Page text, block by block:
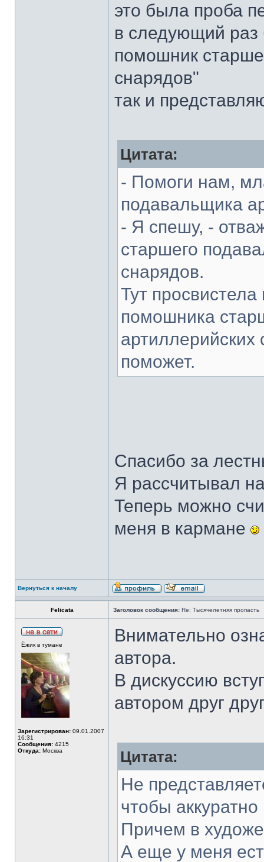
это была проба
в следующий раз
помошник
снарядов"
так и
Цитата:
- Помоги нам,
подавальщика
- Я спешу, -
старшего
снарядов.
Тут
помошника
артиллерийских
поможет.
Спасибо за
Я рассчитывал
Теперь можно
меня в кармане
Вернуться к началу
Felicata Заголовок сообщения: Re: Тысячелетняя пропасть
Ёжик в тумане
Зарегистрирован: 09.01.2007
16:31
Сообщения: 4215
Откуда: Москва
Внимательно
автора.
В дискуссию
автором друг
Цитата:
Не
чтобы аккуратно
Причем в
А еще у меня